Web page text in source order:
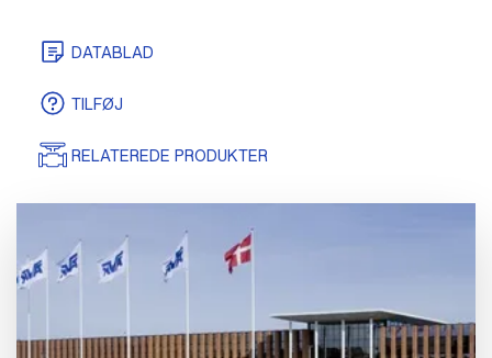
DATABLAD
CERTIFIKATER
TILFØJ
RELATEREDE PRODUKTER